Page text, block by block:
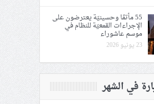
55 مأتمًا وحسينيّة يعترضون على
الإجراءات القمعيّة للنظام في
موسم عاشوراء
23 يونيو 2026
في الشهر